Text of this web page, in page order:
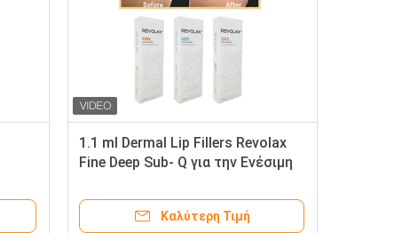
1.1 ml Dermal Lip Fillers Revolax
Fine Deep Sub- Q για την Ενέσιμη
ρυτίδων
Καλύτερη Τιμή